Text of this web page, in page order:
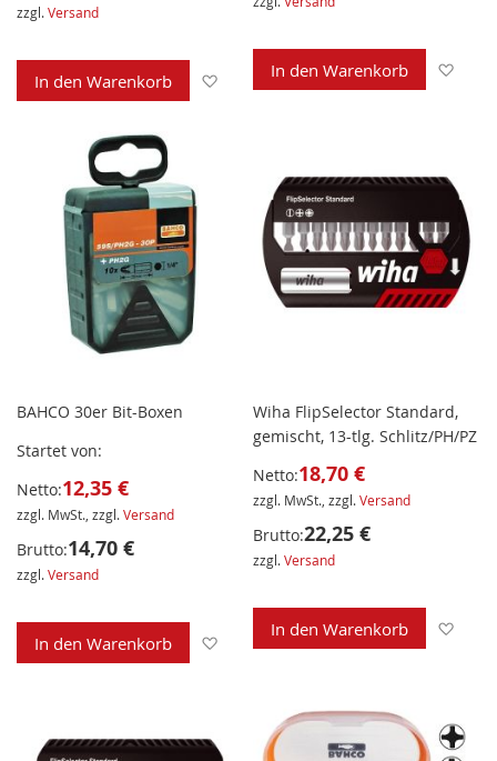
zzgl.Versand
In den Warenkorb Zur Wunschliste hinzufügen
In den Warenkorb
BAHCO 30er Bit-Boxen
Startet von
Netto:12,35 €
zzgl. MwSt., zzgl.Versand
Brutto:14,70 €
zzgl.Versand
In den Warenkorb Zur Wunschliste hinzufügen
Wiha FlipSelector Standard,
gemischt, 13-tlg. Schlitz/PH/PZ
Netto:18,70 €
zzgl. MwSt., zzgl.Versand
Brutto:22,25 €
zzgl.Versand
In den Warenkorb